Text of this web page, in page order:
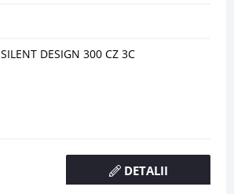
DESIGN 300 CZ 3C
DETALII